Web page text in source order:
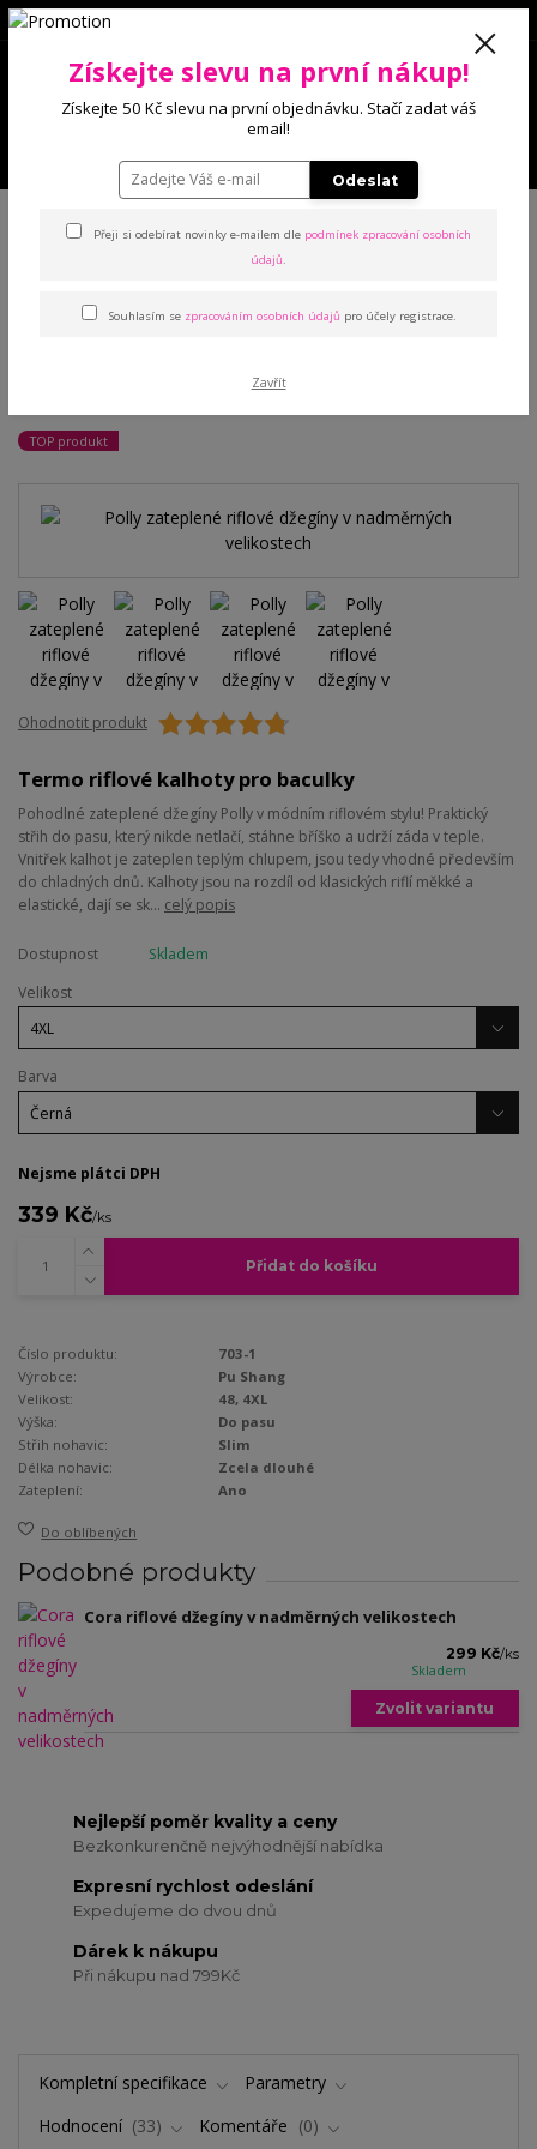
0 Kč
v nadměrných velikostech
Polly zateplené riflové
TOP produkt
Ohodnotit produkt
Termo riflové kalhoty pro baculky
Pohodlné zateplené džegíny Polly v módním riflovém stylu! Praktický
střih do pasu, který nikde netlačí, stáhne bříško a udrží záda v teple.
Vnitřek kalhot je zateplen teplým chlupem, jsou tedy vhodné především
do chladných dnů. Kalhoty jsou na rozdíl od klasických riflí měkké a
elastické, dají se sk... celý popis
Dostupnost
Skladem
Velikost
Barva
Nejsme plátci DPH
339 Kč/ks
Přidat do košíku
Číslo produktu:
703-1
Výrobce:
Pu Shang
Velikost:
48, 4XL
Výška:
Do pasu
Střih nohavic:
Slim
Délka nohavic:
Zcela dlouhé
Zateplení:
Ano
Do oblíbených
Podobné produkty
Cora riflové džegíny v nadměrných velikostech
299 Kč/ks
Skladem
Zvolit variantu
Nejlepší poměr kvality a ceny
Bezkonkurenčně nejvýhodnější nabídka
Expresní rychlost odeslání
Expedujeme do dvou dnů
Dárek k nákupu
Při nákupu nad 799Kč
Kompletní specifikace
Parametry
Hodnocení
33 Komentáře 0
Získejte slevu na první nákup!
Získejte 50 Kč slevu na první objednávku. Stačí zadat váš
email!
Odeslat
Přeji si odebírat novinky e-mailem dle podmínek zpracování osobních
údajů.
Souhlasím se zpracováním osobních údajů pro účely registrace.
Zavřít